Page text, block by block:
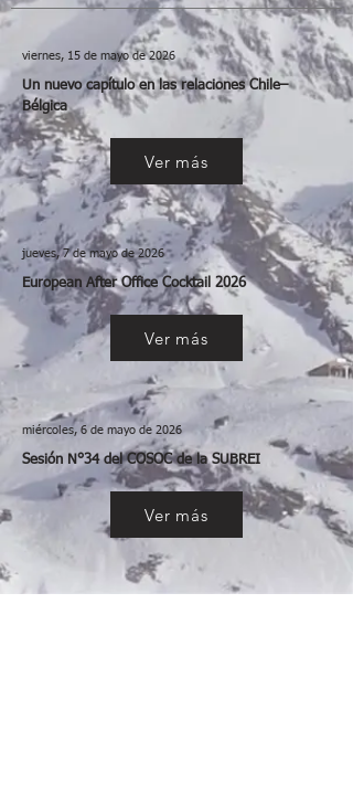
viernes, 15 de mayo de 2026
Un nuevo capítulo en las relaciones Chile–
Bélgica
Ver más
jueves, 7 de mayo de 2026
European After Office Cocktail 2026
Ver más
miércoles, 6 de mayo de 2026
Sesión N°34 del COSOC de la SUBREI
Ver más